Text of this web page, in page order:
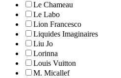
Le Chameau
Le Labo
Lion Francesco
Liquides Imaginaires
Liu Jo
Lorinna
Louis Vuitton
M. Micallef